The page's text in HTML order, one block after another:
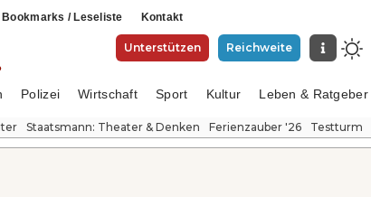
Bookmarks / Leseliste Kontakt
Unterstützen Reichweite
Polizei Wirtschaft Sport Kultur Leben & Ratgeber
Staatsmann: Theater & Denken Ferienzauber '26 Testturm